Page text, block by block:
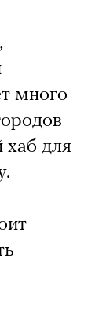
много
хаб для